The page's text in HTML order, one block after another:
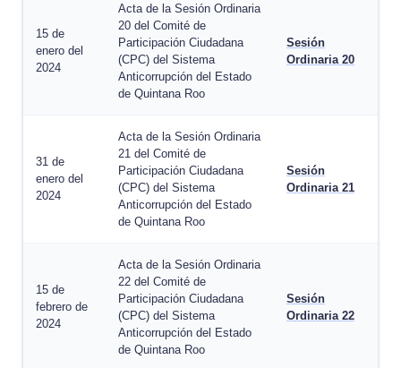
15 de
enero del
2024
Acta de la Sesión Ordinaria
20 del Comité de
Participación Ciudadana
(CPC) del Sistema
Anticorrupción del Estado
de Quintana Roo
Sesión
Ordinaria 20
31 de
enero del
2024
Acta de la Sesión Ordinaria
21 del Comité de
Participación Ciudadana
(CPC) del Sistema
Anticorrupción del Estado
de Quintana Roo
Sesión
Ordinaria 21
15 de
febrero de
2024
Acta de la Sesión Ordinaria
22 del Comité de
Participación Ciudadana
(CPC) del Sistema
Anticorrupción del Estado
de Quintana Roo
Sesión
Ordinaria 22